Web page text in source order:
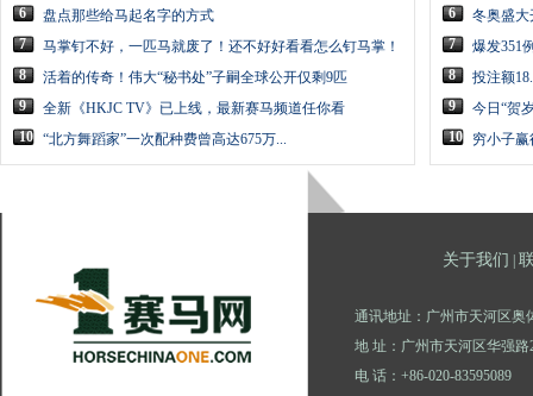
6
盘点那些给马起名字的方式
7
马掌钉不好，一匹马就废了！还不好好看看怎么钉马掌！
8
活着的传奇！伟大“秘书处”子嗣全球公开仅剩9匹
9
全新《HKJC TV》已上线，最新赛马频道任你看
10 “北方舞蹈家”一次配种费曾高达675万...
6
冬奥盛大
7
爆发351
8
投注额
9
今日“贺
10
穷小子
关于我们
通讯地址：广州市天河区奥
地 址：广州市天河区华强路
电 话：+86-020-83595089